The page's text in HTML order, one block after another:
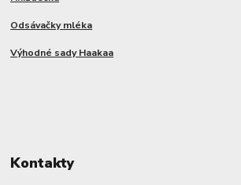
Odsávačky mléka
Výhodné sady Haakaa
Kontakty